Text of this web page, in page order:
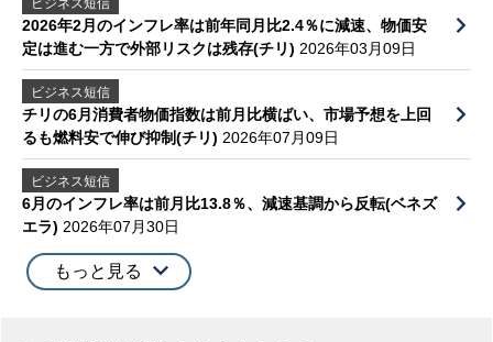
ビジネス短信
2026年2月のインフレ率は前年同月比2.4％に減速、物価安
定は進む一方で外部リスクは残存(チリ) 2026年03月09日
ビジネス短信
チリの6月消費者物価指数は前月比横ばい、市場予想を上回
るも燃料安で伸び抑制(チリ) 2026年07月09日
ビジネス短信
6月のインフレ率は前月比13.8％、減速基調から反転(ベネズ
エラ) 2026年07月30日
もっと見る